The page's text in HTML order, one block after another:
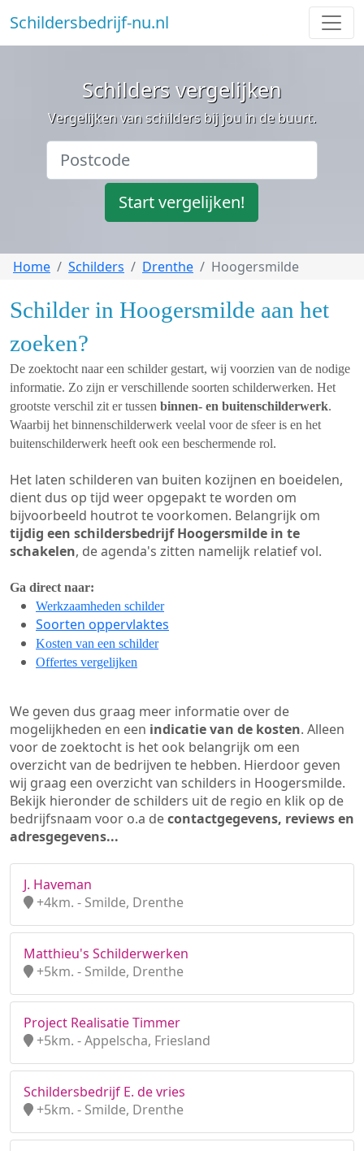
Schildersbedrijf-nu.nl
Schilders vergelijken
Vergelijken van schilders bij jou in de buurt.
Start vergelijken!
Home Schilders Drenthe Hoogersmilde
Schilder in Hoogersmilde aan het
zoeken?
De zoektocht naar een schilder gestart, wij voorzien van de nodige
informatie. Zo zijn er verschillende soorten schilderwerken. Het
grootste verschil zit er tussen binnen- en buitenschilderwerk.
Waarbij het binnenschilderwerk veelal voor de sfeer is en het
buitenschilderwerk heeft ook een beschermende rol.
Het laten schilderen van buiten kozijnen en boeidelen,
dient dus op tijd weer opgepakt te worden om
bijvoorbeeld houtrot te voorkomen. Belangrijk om
tijdig een schildersbedrijf Hoogersmilde in te
schakelen, de agenda's zitten namelijk relatief vol.
Ga direct naar:
Werkzaamheden schilder
Soorten oppervlaktes
Kosten van een schilder
Offertes vergelijken
We geven dus graag meer informatie over de
mogelijkheden en een indicatie van de kosten. Alleen
voor de zoektocht is het ook belangrijk om een
overzicht van de bedrijven te hebben. Hierdoor geven
wij graag een overzicht van schilders in Hoogersmilde.
Bekijk hieronder de schilders uit de regio en klik op de
bedrijfsnaam voor o.a decontactgegevens, reviews en
adresgegevens...
J. Haveman
+4km. - Smilde, Drenthe
Matthieu's Schilderwerken
+5km. - Smilde, Drenthe
Project Realisatie Timmer
+5km. - Appelscha, Friesland
Schildersbedrijf E. de vries
+5km. - Smilde, Drenthe